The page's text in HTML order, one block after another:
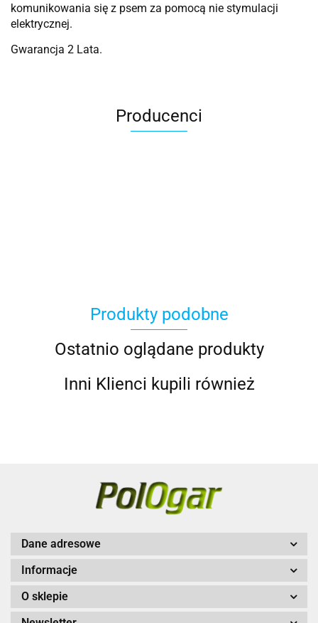
komunikowania się z psem za pomocą nie stymulacji
elektrycznej.
Gwarancja 2 Lata.
Producenci
Produkty podobne
Ostatnio oglądane produkty
Inni Klienci kupili również
Dane adresowe
Informacje
O sklepie